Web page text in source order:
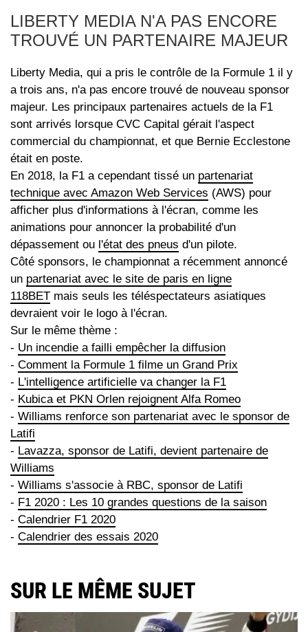
LIBERTY MEDIA N'A PAS ENCORE
TROUVÉ UN PARTENAIRE MAJEUR
Liberty Media, qui a pris le contrôle de la Formule 1 il y
a trois ans, n'a pas encore trouvé de nouveau sponsor
majeur. Les principaux partenaires actuels de la F1
sont arrivés lorsque CVC Capital gérait l'aspect
commercial du championnat, et que Bernie Ecclestone
était en poste.
En 2018, la F1 a cependant tissé un partenariat
technique avec Amazon Web Services (AWS) pour
afficher plus d'informations à l'écran, comme les
animations pour annoncer la probabilité d'un
dépassement ou l'état des pneus d'un pilote.
Côté sponsors, le championnat a récemment annoncé
un partenariat avec le site de paris en ligne
118BET mais seuls les téléspectateurs asiatiques
devraient voir le logo à l'écran.
Sur le même thème :
- Un incendie a failli empêcher la diffusion
- Comment la Formule 1 filme un Grand Prix
- L'intelligence artificielle va changer la F1
- Kubica et PKN Orlen rejoignent Alfa Romeo
- Williams renforce son partenariat avec le sponsor de
Latifi
- Lavazza, sponsor de Latifi, devient partenaire de
Williams
- Williams s'associe à RBC, sponsor de Latifi
- F1 2020 : Les 10 grandes questions de la saison
- Calendrier F1 2020
- Calendrier des essais 2020
SUR LE MÊME SUJET